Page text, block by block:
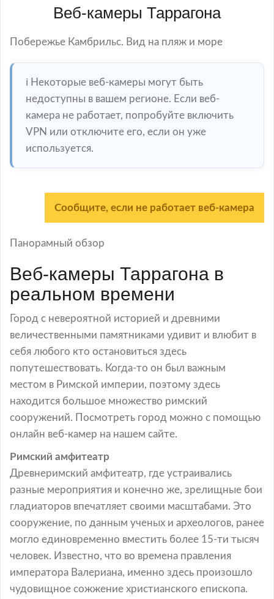
Веб-камеры Таррагона
Побережье Камбрильс. Вид на пляж и море
ℹ️ Некоторые веб-камеры могут быть
недоступны в вашем регионе. Если веб-
камера не работает, попробуйте включить
VPN или отключите его, если он уже
используется.
Сообщите, если не работает веб-камера
Панорамный обзор
Веб-камеры Таррагона в
реальном времени
Город с невероятной историей и древними
величественными памятниками удивит и влюбит в
себя любого кто остановиться здесь
попутешествовать. Когда-то он был важным
местом в Римской империи, поэтому здесь
находится большое множество римский
сооружений. Посмотреть город можно с помощью
онлайн веб-камер на нашем сайте.
Римский амфитеатр
Древнеримский амфитеатр, где устраивались
разные мероприятия и конечно же, зрелищные бои
гладиаторов впечатляет своими масштабами. Это
сооружение, по данным ученых и археологов, ранее
могло единовременно вместить более 15-ти тысяч
человек. Известно, что во времена правления
императора Валериана, именно здесь произошло
чудовищное сожжение христианского епископа.